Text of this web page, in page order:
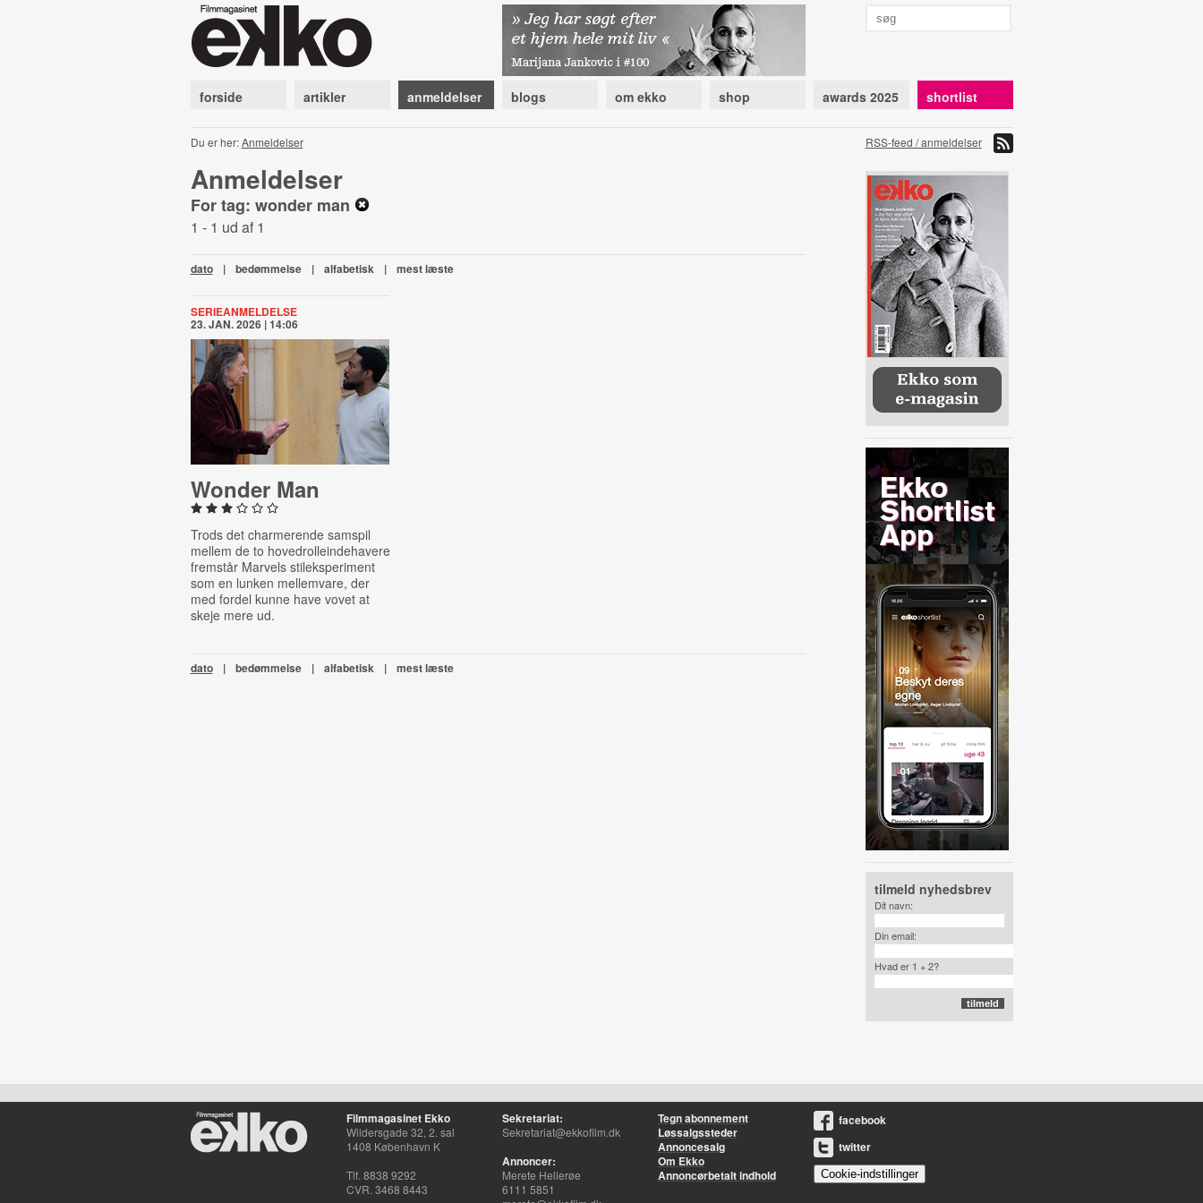
forside artikler anmeldelser blogs om ekko shop awards 2025 shortlist
Du er her:Anmeldelser RSS-feed / anmeldelser
Anmeldelser
For tag: wonder man
1 - 1 ud af 1
dato | bedømmelse | alfabetisk | mest læste
SERIEANMELDELSE
23. JAN. 2026 | 14:06
Wonder Man
Trods det charmerende samspil
mellem de to hovedrolleindehavere
fremstår Marvels stileksperiment
som en lunken mellemvare, der
med fordel kunne have vovet at
skeje mere ud.
dato | bedømmelse | alfabetisk | mest læste
tilmeld nyhedsbrev
Dit navn:
Din email:
Hvad er 1 + 2?
Filmmagasinet Ekko
Wildersgade 32, 2. sal
1408 København K
Tlf. 8838 9292
CVR. 3468 8443
Sekretariat:
Sekretariat@ekkofilm.dk
Annoncer:
Merete Hellerøe
6111 5851
Tegn abonnement
Løssalgssteder
Annoncesalg
Om Ekko
Annoncørbetalt indhold
facebook
twitter
Cookie-indstillinger